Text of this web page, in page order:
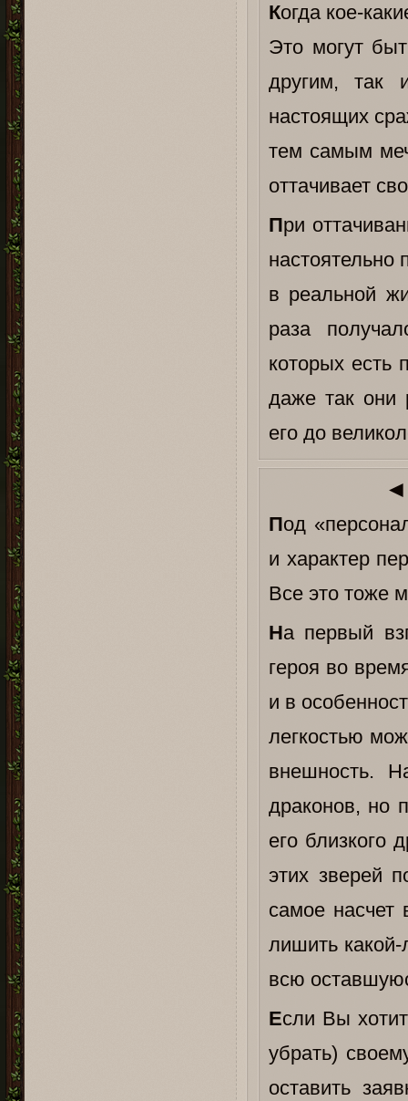
Когда кое-
Это могут
другим, так
настоящих
тем самым
оттачивает
При
настоятельно
в реальной
раза
которых есть
даже так они
его до
Под
и характер
Все это тоже
На первый
героя во
и в
легкостью
внешность.
драконов, но
его близкого
этих зверей
самое насчет
лишить
всю
Если Вы
убрать)
оставить